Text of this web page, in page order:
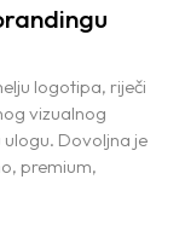
logotipa, riječi
vizualnog
Dovoljna je
premium,